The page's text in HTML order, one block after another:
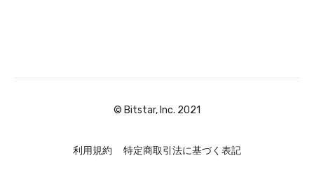
© Bitstar, Inc. 2021
利用規約 特定商取引法に基づく表記